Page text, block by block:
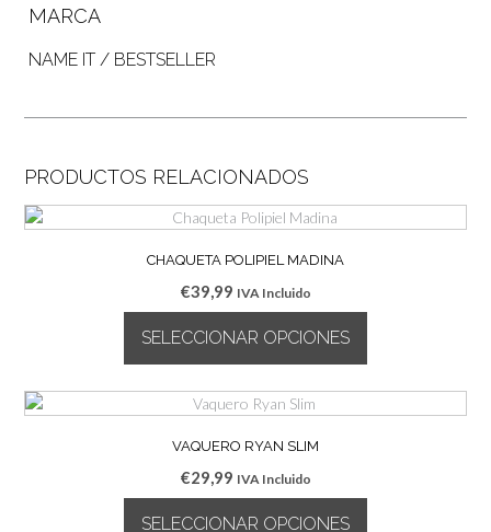
MARCA
NAME IT / BESTSELLER
PRODUCTOS RELACIONADOS
CHAQUETA POLIPIEL MADINA
€39,99 IVA Incluido
SELECCIONAR OPCIONES
producto
tiene
múltiples
Las
opciones
VAQUERO RYAN SLIM
€29,99 IVA Incluido
SELECCIONAR OPCIONES